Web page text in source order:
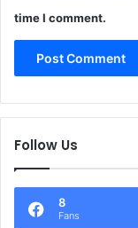
time I comment.
Follow Us
8
Fans